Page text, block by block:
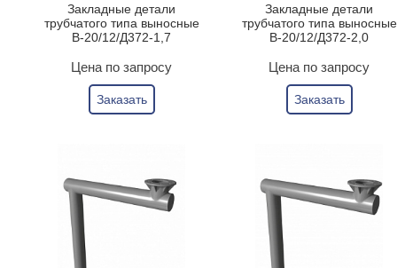
Закладные детали
трубчатого типа выносные
В-20/12/Д372-1,7
Цена по запросу
Заказать
Закладные детали
трубчатого типа выносные
В-20/12/Д372-2,0
Цена по запросу
Заказать